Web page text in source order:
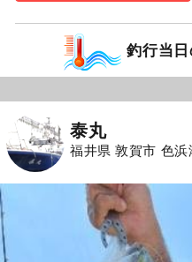
釣行当
泰丸
福井県 敦賀市 色浜